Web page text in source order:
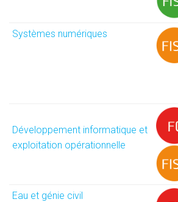
Systèmes numériques
Développement informatique et
exploitation opérationnelle
Eau et génie civil